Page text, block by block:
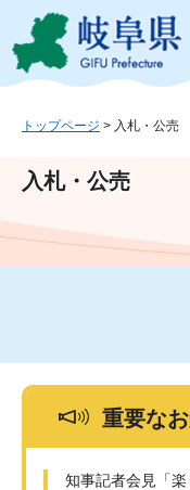
ジ
ュ
文
トップページ > 入札・公売
入札・公売
重要な
知事記者会見「